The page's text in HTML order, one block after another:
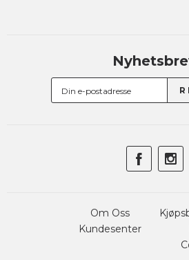
Om Oss
Kundesenter